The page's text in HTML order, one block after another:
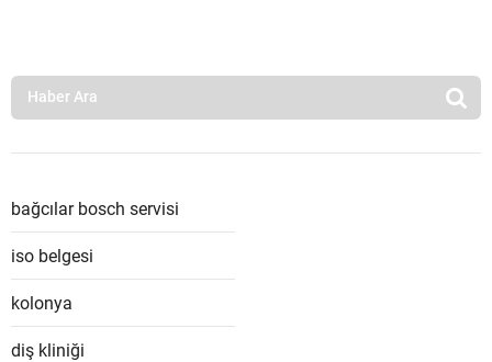
bağcılar bosch servisi
iso belgesi
kolonya
diş kliniği